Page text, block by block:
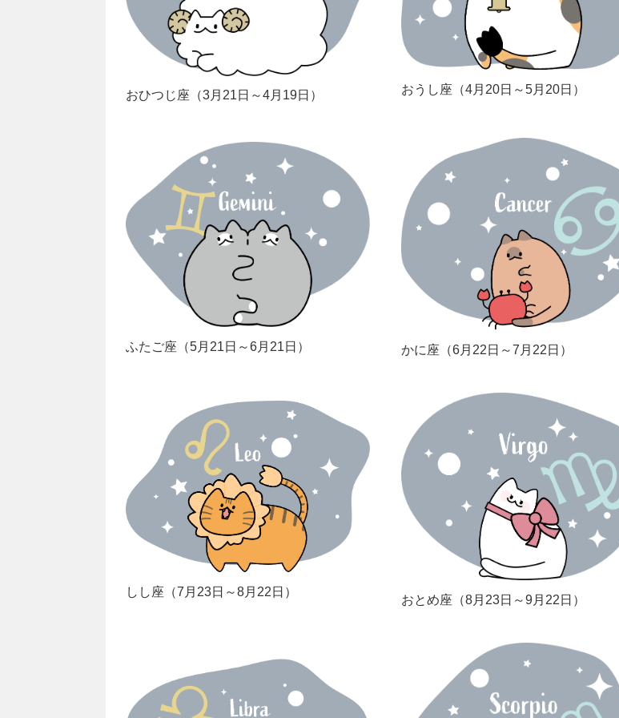
おひつじ座（3月21日～4月19日） おうし座（4月20日～5月20日）
ふたご座（5月21日～6月21日） かに座（6月22日～7月22日）
しし座（7月23日～8月22日）
おとめ座（8月23日～9月22日）